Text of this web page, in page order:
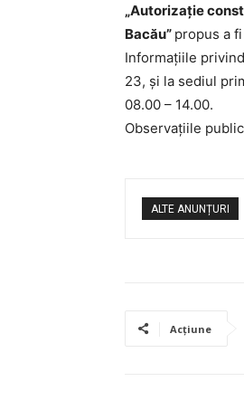
„Autorizație
Bacău” propus a
Informațiile
23, și la sediul
08.00 – 14.00.
Observațiile
ALTE ANUNȚURI
Acțiune